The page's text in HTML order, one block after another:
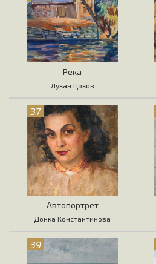
Река
Лукан Цоков
37
Автопортрет
Донка Константинова
39